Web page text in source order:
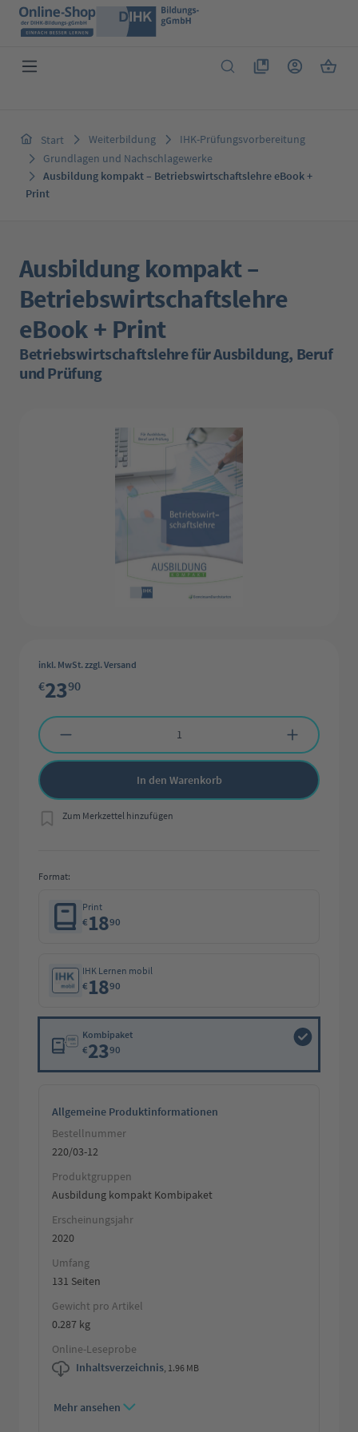
Zum Hauptinhalt springen
Du hast 0 Produkte
Start Weiterbildung
IHK-Prüfungsvorbereitung
Grundlagen und Nachschlagewerke
Ausbildung kompakt – Betriebswirtschaftslehre eBook +
Print
Ausbildung kompakt –
Betriebswirtschaftslehre
eBook + Print
Betriebswirtschaftslehre für Ausbildung, Beruf
und Prüfung
inkl. MwSt. zzgl. Versand
€2390
Produkt Anzahl: Gib den gewünschten Wert ein oder benutze die
In den Warenkorb
Zum Merkzettel hinzufügen
Format:
Print
€1890
IHK Lernen mobil
€1890
Kombipaket
€2390
Allgemeine Produktinformationen
Bestellnummer
220/03-12
Produktgruppen
Ausbildung kompakt Kombipaket
Erscheinungsjahr
2020
Umfang
131 Seiten
Gewicht pro Artikel
0.287 kg
Online-Leseprobe
Inhaltsverzeichnis, 1.96 MB
Mehr ansehen